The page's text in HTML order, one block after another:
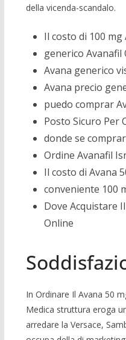
della vicenda-scandalo.
Il costo di 100
generico Avanafil
Avana generico
Avana precio
puedo comprar
Posto Sicuro Per
donde se
Ordine Avanafil
Il costo di Avana
conveniente 100
Dove Acquistare
Online
In Ordinare Il Avana 50
Medica struttura eroga
arredare la Versace,